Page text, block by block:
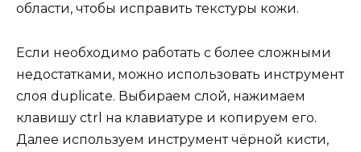
области, чтобы исправить текстуры кожи.
Если необходимо работать с более сложными
недостатками, можно использовать инструмент
слоя duplicate. Выбираем слой, нажимаем
клавишу ctrl на клавиатуре и копируем его.
Далее используем инструмент чёрной кисти,